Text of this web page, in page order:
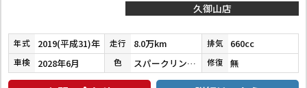
久御山店
年式 2019(平成31)年 走行 8.0万km 排気 660cc
車検 2028年6月 色 スパークリングレッド／ブラック 修復 無